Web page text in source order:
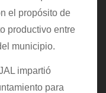
el propósito de
productivo entre
municipio.
impartió
para